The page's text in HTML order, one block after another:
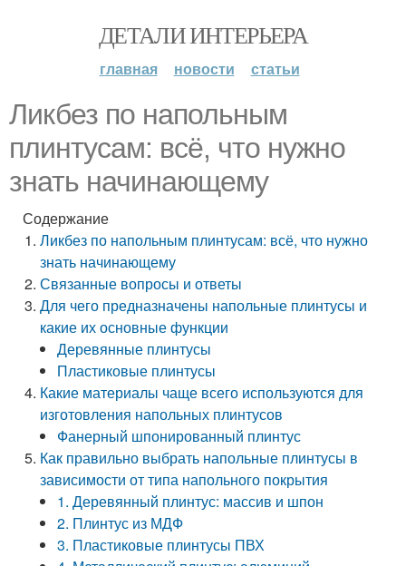
ДЕТАЛИ ИНТЕРЬЕРА
главная новости статьи
Ликбез по напольным
плинтусам: всё, что нужно
знать начинающему
Содержание
Ликбез по напольным плинтусам: всё, что нужно
знать начинающему
Связанные вопросы и ответы
Для чего предназначены напольные плинтусы и
какие их основные функции
Деревянные плинтусы
Пластиковые плинтусы
Какие материалы чаще всего используются для
изготовления напольных плинтусов
Фанерный шпонированный плинтус
Как правильно выбрать напольные плинтусы в
зависимости от типа напольного покрытия
1. Деревянный плинтус: массив и шпон
2. Плинтус из МДФ
3. Пластиковые плинтусы ПВХ